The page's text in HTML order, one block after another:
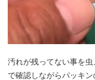
汚れが残ってない事を
で確認しながらパッキ